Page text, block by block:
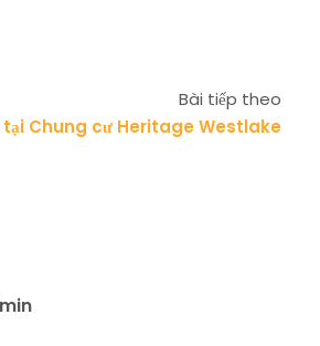
Bài tiếp theo
tại Chung cư Heritage Westlake